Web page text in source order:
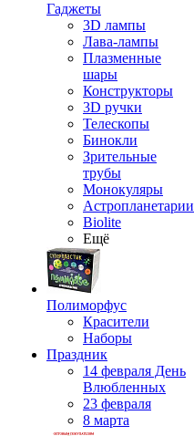
Гаджеты
3D лампы
Лава-лампы
Плазменные
шары
Конструкторы
3D ручки
Телескопы
Бинокли
Зрительные
трубы
Монокуляры
Астропланетарии
Biolite
Ещё
Полиморфус
Красители
Наборы
Праздник
14 февраля День
Влюбленных
23 февраля
8 марта